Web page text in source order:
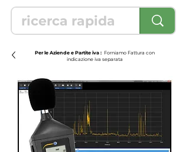
Per le Aziende e Partite iva : Forniamo Fattura con
indicazione iva separata